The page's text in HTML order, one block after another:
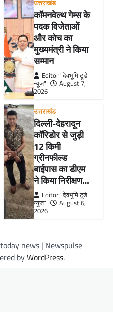
उत्तराखंड
कॉमनवेल्थ गेम्स के
पदक विजेताओं
और कोच का
मुख्यमंत्री ने किया
सम्मान
Editor "देवभूमि टूडे
न्यूज"
August 7,
2026
उत्तराखंड
दिल्ली-देहरादून
कॉरिडोर से जुड़ी
12 किमी
ग्रीनफील्ड
बाईपास का डीएम
ने किया निरीक्षण…
Editor "देवभूमि टूडे
न्यूज"
August 6,
2026
news | Newspulse
byWordPress.